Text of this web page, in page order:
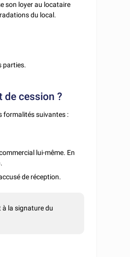
son loyer au locataire
du local.
parties.
de cession ?
formalités suivantes :
lui-même. En
de réception.
la signature du